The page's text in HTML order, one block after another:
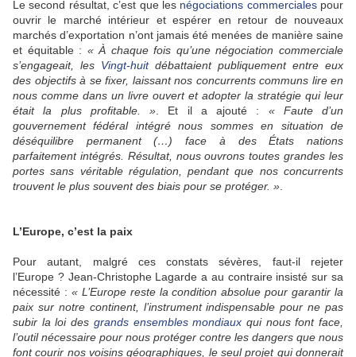
Le second résultat, c’est que les négociations commercialespour
ouvrir le marché intérieur et espérer en retour de nouveaux
marchés d’exportation n’ont jamais été menées de manière saine
et équitable : « À chaque fois qu’une négociation commerciale
s’engageait, les Vingt-huitdébattaient publiquement entre eux
des objectifs à se fixer, laissant nos concurrents communs lire en
nous comme dans un livre ouvert et adopter la stratégie qui leur
était la plus profitable. » . Et il a ajouté : « Faute d’un
gouvernement fédéral intégré nous sommes en situation de
déséquilibre permanent (…) face à des États nations
parfaitement intégrés. Résultat, nous ouvrons toutes grandes les
portes sans véritable régulation, pendant que nos concurrents
trouvent le plus souvent des biais pour se protéger. »
L’Europe, c’est la paix
Pour autant, malgré ces constats sévères, faut-il rejeter
l’Europe ? Jean-Christophe Lagarde a au contraire insisté sur sa
nécessité : « L’Europe reste la condition absolue pour garantir la
paix sur notre continent, l’instrument indispensable pour ne pas
subir la loi des grands ensembles mondiaux qui nous font face,
l’outil nécessaire pour nous protéger contre les dangers que nous
font courir nos voisins géographiques, le seul projet qui donnerait